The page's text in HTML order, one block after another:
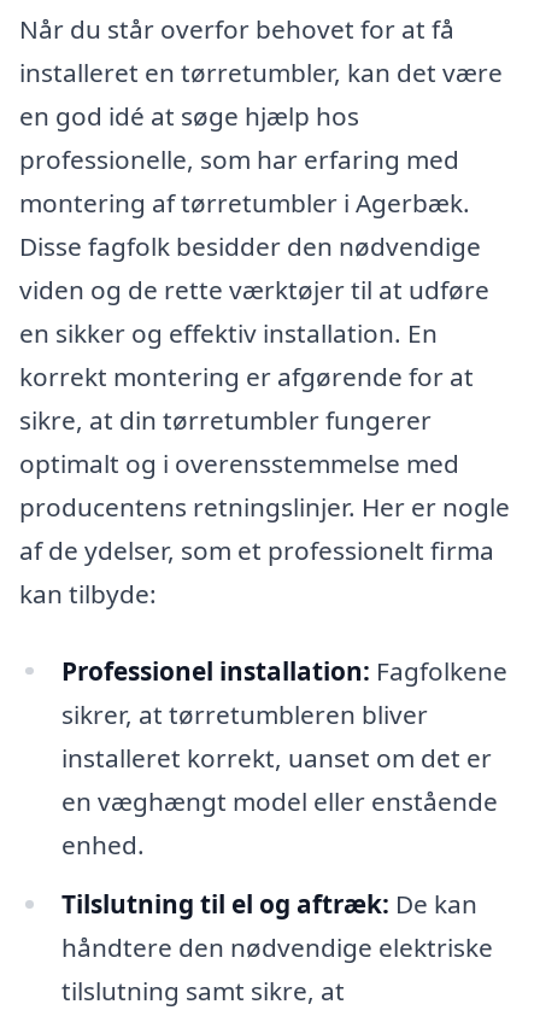
Når du står overfor behovet for at få
installeret en tørretumbler, kan det være
en god idé at søge hjælp hos
professionelle, som har erfaring med
montering af tørretumbler i Agerbæk.
Disse fagfolk besidder den nødvendige
viden og de rette værktøjer til at udføre
en sikker og effektiv installation. En
korrekt montering er afgørende for at
sikre, at din tørretumbler fungerer
optimalt og i overensstemmelse med
producentens retningslinjer. Her er nogle
af de ydelser, som et professionelt firma
kan tilbyde:
Professionel installation: Fagfolkene
sikrer, at tørretumbleren bliver
installeret korrekt, uanset om det er
en væghængt model eller enstående
enhed.
Tilslutning til el og aftræk: De kan
håndtere den nødvendige elektriske
tilslutning samt sikre, at